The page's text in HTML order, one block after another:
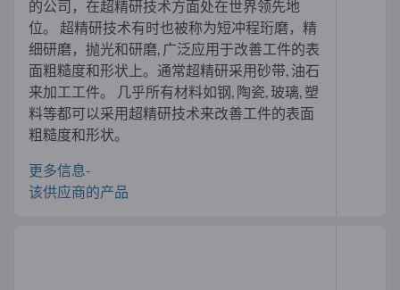
的公司，在超精研技术方面处在世界领先地
位。 超精研技术有时也被称为短冲程珩磨，精
细研磨，抛光和研磨, 广泛应用于改善工件的表
面粗糙度和形状上。通常超精研采用砂带, 油石
来加工工件。 几乎所有材料如钢, 陶瓷, 玻璃, 塑
料等都可以采用超精研技术来改善工件的表面
粗糙度和形状。
更多信息-
该供应商的产品